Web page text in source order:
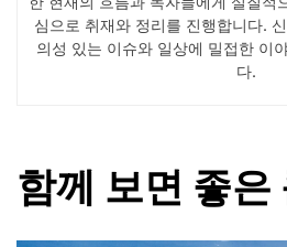
심으로 취재와 정리를 진행합니다.
의성 있는 이슈와 일상에 밀접한 이
다.
함께 보면 좋은